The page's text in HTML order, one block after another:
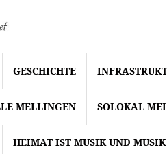
GESCHICHTE
MELLINGEN SOLOKAL
HEIMAT IST MUSIK UND